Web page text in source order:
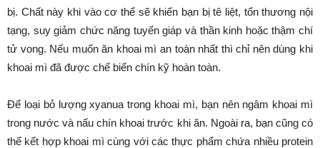
bị. Chất này khi vào cơ thể sẽ khiến bạn bị tê liệt, tổn thương nội
tạng, suy giảm chức năng tuyến giáp và thần kinh hoặc thậm chí
tử vong. Nếu muốn ăn khoai mì an toàn nhất thì chỉ nên dùng khi
khoai mì đã được chế biến chín kỹ hoàn toàn.
Để loại bỏ lượng xyanua trong khoai mì, bạn nên ngâm khoai mì
trong nước và nấu chín khoai trước khi ăn. Ngoài ra, bạn cũng có
thể kết hợp khoai mì cùng với các thực phẩm chứa nhiều protein